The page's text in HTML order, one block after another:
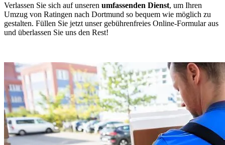
Verlassen Sie sich auf unseren umfassenden Dienst, um Ihren
Umzug von Ratingen nach Dortmund so bequem wie möglich zu
gestalten. Füllen Sie jetzt unser gebührenfreies Online-Formular aus
und überlassen Sie uns den Rest!